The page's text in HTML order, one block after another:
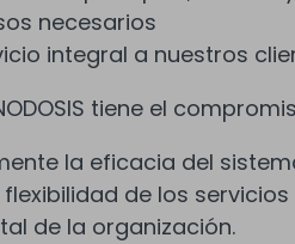
necesarios
integral a nuestros
tiene el
la eficacia del
de los
de la organización.